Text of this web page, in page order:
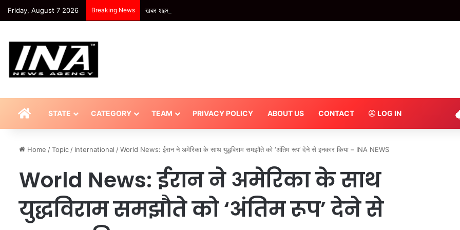
Friday, August 7 2026 Breaking News खबर शहर , Agra News: उच्च न्यायालय खंडपीठ के लिए 10 को न्यायिक कार्य बहिष्कार – INA
HOMESTATE CATEGORY TEAM PRIVACY POLICY ABOUT US CONTACT LOG IN
Home /Topic / International /World News: ईरान ने अमेरिका के साथ युद्धविराम समझौते को ‘अंतिम रूप’ देने से इनकार किया – INA NEWS
World News: ईरान ने अमेरिका के साथ
युद्धविराम समझौते को ‘अंतिम रूप’ देने से